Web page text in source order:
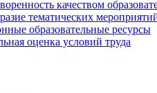
качеством
тематических
образовательные ресурсы
оценка условий труда